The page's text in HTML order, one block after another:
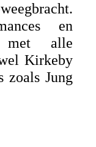
en
met alle
Kirkeby
zoals Jung